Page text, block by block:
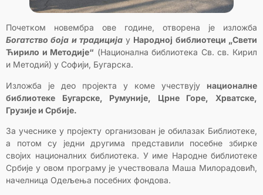
Почетком новембра ове године, отворена је изложба
Богатство боја и традицијау Народној библиотеци „Свети
Ћирило и Методије“ (Национална библиотека Св. св. Кирил
и Методий) у Софији, Бугарска.
Изложба је део пројекта у коме учествују националне
библиотеке Бугарске, Румуније, Црне Горе, Хрватске,
Грузије и Србије.
За учеснике у пројекту организован је обилазак Библиотеке,
а потом су једни другима представили посебне збирке
својих националних библиотека. У име Народне библиотеке
Србије у овом програму је учествовала Маша Милорадовић,
начелница Одељења посебних фондова.